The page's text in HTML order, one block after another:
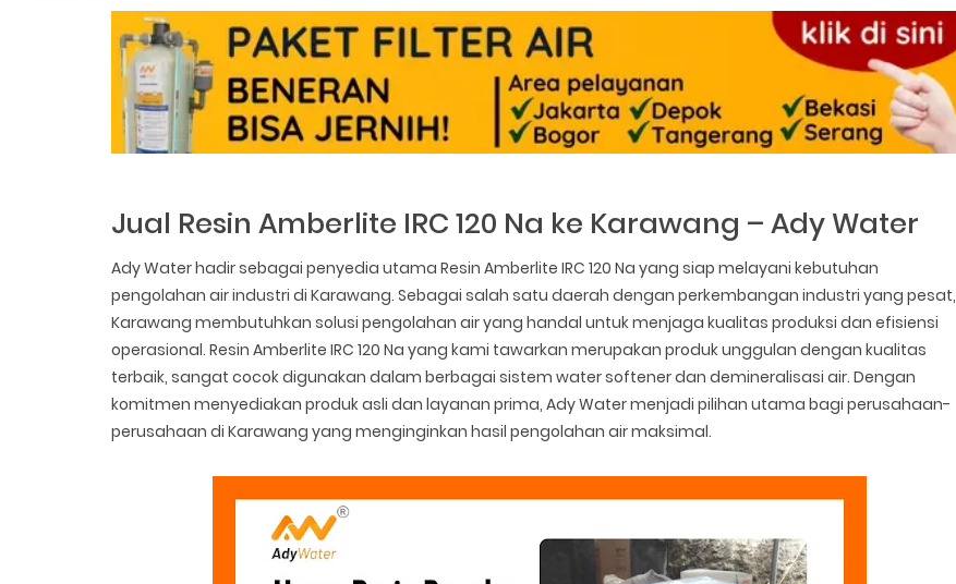
Jual Resin Amberlite IRC 120 Na ke Karawang – Ady Water
Ady Water hadir sebagai penyedia utama Resin Amberlite IRC 120 Na yang siap melayani kebutuhan
pengolahan air industri di Karawang. Sebagai salah satu daerah dengan perkembangan industri yang pesat,
Karawang membutuhkan solusi pengolahan air yang handal untuk menjaga kualitas produksi dan efisiensi
operasional. Resin Amberlite IRC 120 Na yang kami tawarkan merupakan produk unggulan dengan kualitas
terbaik, sangat cocok digunakan dalam berbagai sistem water softener dan demineralisasi air. Dengan
komitmen menyediakan produk asli dan layanan prima, Ady Water menjadi pilihan utama bagi perusahaan-
perusahaan di Karawang yang menginginkan hasil pengolahan air maksimal.